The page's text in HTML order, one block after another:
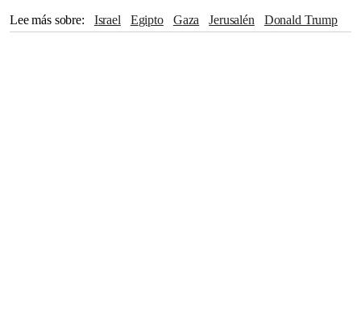
Lee más sobre
Israel Egipto Gaza Jerusalén
Donald Trump